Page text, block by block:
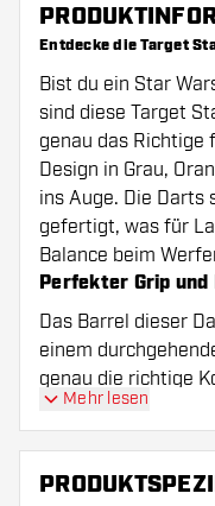
Entdecke die Target
Bist du ein Star
sind diese Target
genau das Richtige
Design in Grau,
ins Auge. Die Darts
gefertigt, was für
Balance beim
Perfekter Grip
Das Barrel dieser
einem
genau die richtige
für Spieler, die
Halt bevorzugen.
zu aggressiv ist.
Mehr lesen